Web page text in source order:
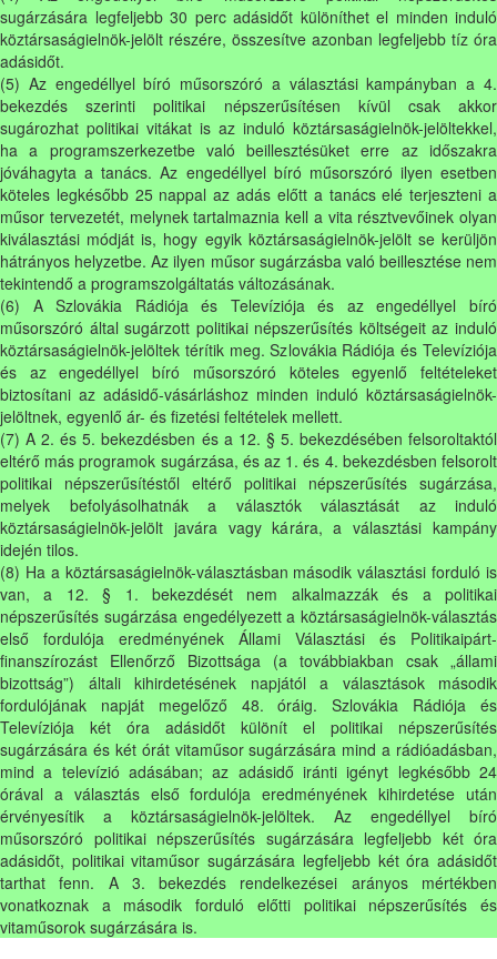
sugárzására legfeljebb 30 perc adásidőt különíthet el minden induló
köztársaságielnök-jelölt részére, összesítve azonban legfeljebb tíz óra
adásidőt.
(5) Az engedéllyel bíró műsorszóró a választási kampányban a 4.
bekezdés szerinti politikai népszerűsítésen kívül csak akkor
sugározhat politikai vitákat is az induló köztársaságielnök-jelöltekkel,
ha a programszerkezetbe való beillesztésüket erre az időszakra
jóváhagyta a tanács. Az engedéllyel bíró műsorszóró ilyen esetben
köteles legkésőbb 25 nappal az adás előtt a tanács elé terjeszteni a
műsor tervezetét, melynek tartalmaznia kell a vita résztvevőinek olyan
kiválasztási módját is, hogy egyik köztársaságielnök-jelölt se kerüljön
hátrányos helyzetbe. Az ilyen műsor sugárzásba való beillesztése nem
tekintendő a programszolgáltatás változásának.
(6) A Szlovákia Rádiója és Televíziója és az engedéllyel bíró
műsorszóró által sugárzott politikai népszerűsítés költségeit az induló
köztársaságielnök-jelöltek térítik meg. Szlovákia Rádiója és Televíziója
és az engedéllyel bíró műsorszóró köteles egyenlő feltételeket
biztosítani az adásidő-vásárláshoz minden induló köztársaságielnök-
jelöltnek, egyenlő ár- és fizetési feltételek mellett.
(7) A 2. és 5. bekezdésben és a 12. § 5. bekezdésében felsoroltaktól
eltérő más programok sugárzása, és az 1. és 4. bekezdésben felsorolt
politikai népszerűsítéstől eltérő politikai népszerűsítés sugárzása,
melyek befolyásolhatnák a választók választását az induló
köztársaságielnök-jelölt javára vagy kárára, a választási kampány
idején tilos.
(8) Ha a köztársaságielnök-választásban második választási forduló is
van, a 12. § 1. bekezdését nem alkalmazzák és a politikai
népszerűsítés sugárzása engedélyezett a köztársaságielnök-választás
első fordulója eredményének Állami Választási és Politikaipárt-
finanszírozást Ellenőrző Bizottsága (a továbbiakban csak „állami
bizottság”) általi kihirdetésének napjától a választások második
fordulójának napját megelőző 48. óráig. Szlovákia Rádiója és
Televíziója két óra adásidőt különít el politikai népszerűsítés
sugárzására és két órát vitaműsor sugárzására mind a rádióadásban,
mind a televízió adásában; az adásidő iránti igényt legkésőbb 24
órával a választás első fordulója eredményének kihirdetése után
érvényesítik a köztársaságielnök-jelöltek. Az engedéllyel bíró
műsorszóró politikai népszerűsítés sugárzására legfeljebb két óra
adásidőt, politikai vitaműsor sugárzására legfeljebb két óra adásidőt
tarthat fenn. A 3. bekezdés rendelkezései arányos mértékben
vonatkoznak a második forduló előtti politikai népszerűsítés és
vitaműsorok sugárzására is.